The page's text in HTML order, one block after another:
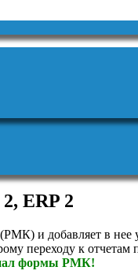
ERP 2
и добавляет в
переходу к
формы РМК!